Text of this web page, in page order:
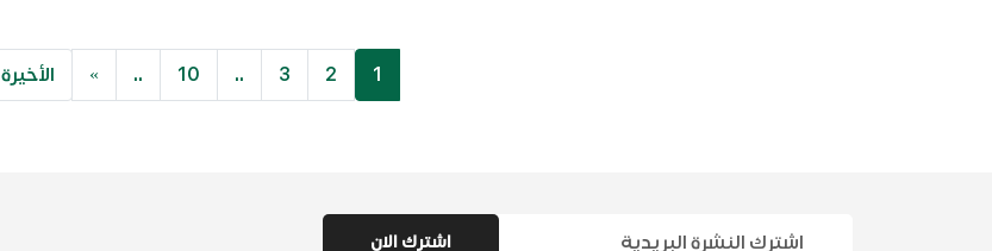
1
2
3
..
10
..
» الأخيرة